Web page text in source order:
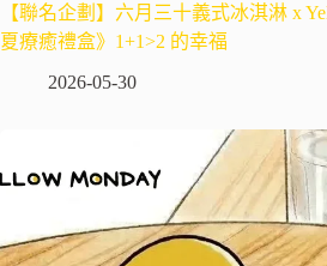
【聯名企劃】六月三十義式冰淇淋 x
夏療癒禮盒》1+1>2 的幸福
2026-05-30